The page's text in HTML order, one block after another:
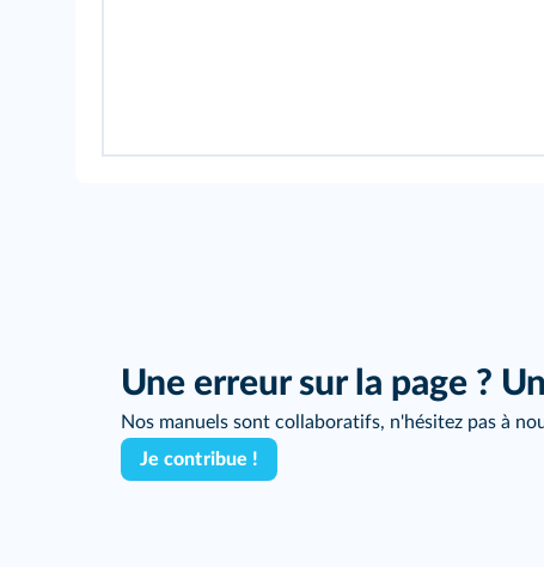
Une erreur sur la page ?
Nos manuels sont collaboratifs, n'hésitez pas à
Je contribue !